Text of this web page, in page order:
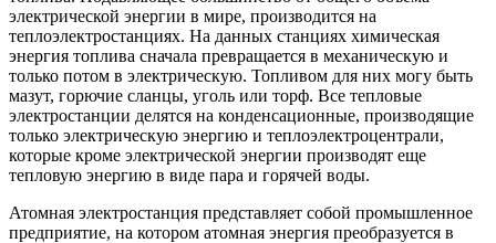
электрической энергии в мире, производится на
теплоэлектростанциях. На данных станциях химическая
энергия топлива сначала превращается в механическую и
только потом в электрическую. Топливом для них могу быть
мазут, горючие сланцы, уголь или торф. Все тепловые
электростанции делятся на конденсационные, производящие
только электрическую энергию и теплоэлектроцентрали,
которые кроме электрической энергии производят еще
тепловую энергию в виде пара и горячей воды.
Атомная электростанция представляет собой промышленное
предприятие, на котором атомная энергия преобразуется в